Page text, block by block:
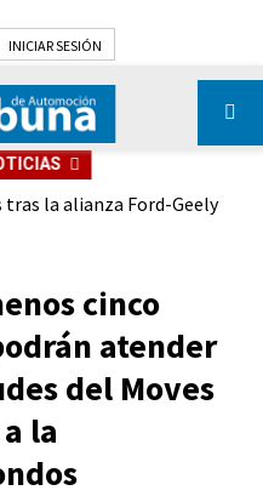
INICIAR SESIÓN
la alianza Ford-Geely
cinco
atender
del Moves
la